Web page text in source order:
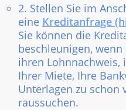
2. Stellen Sie im
eine Kreditanfrage
Sie können die
beschleunigen,
ihren Lohnnachweis,
Ihrer Miete, Ihre
Unterlagen zu schon
raussuchen.